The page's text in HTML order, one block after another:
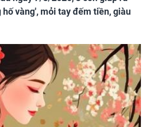
vàng', mỏi tay đếm tiền, giàu